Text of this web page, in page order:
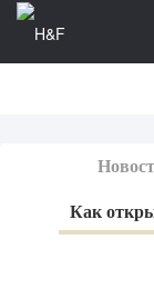
Как